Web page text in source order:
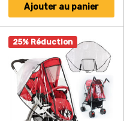
Ajouter au panier
25% Réduction